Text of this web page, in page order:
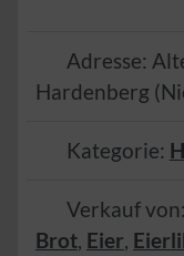
Adresse:
Hardenberg (
Kategorie:
Verkauf von:
Brot, Eier,